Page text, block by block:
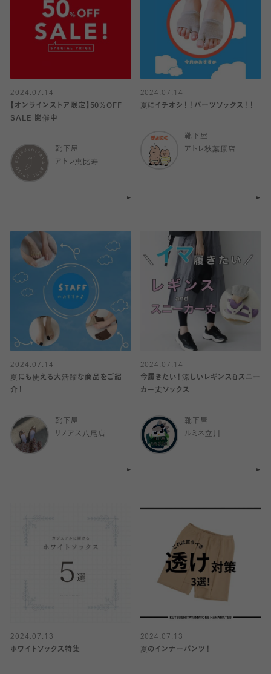
2024.07.14
【オンラインストア限定】50％OFF
SALE 開催中
靴下屋
アトレ恵比寿
2024.07.14
夏にイチオシ！！パーツソックス！！
靴下屋
アトレ秋葉原店
2024.07.14
夏にも使える大活躍な商品をご紹
介！
靴下屋
リノアス八尾店
2024.07.14
今履きたい！涼しいレギンス&スニー
カー丈ソックス
靴下屋
ルミネ立川
2024.07.13
ホワイトソックス特集
2024.07.13
夏のインナーパンツ！